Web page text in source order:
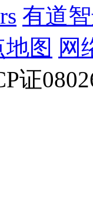
有道
图 网
证